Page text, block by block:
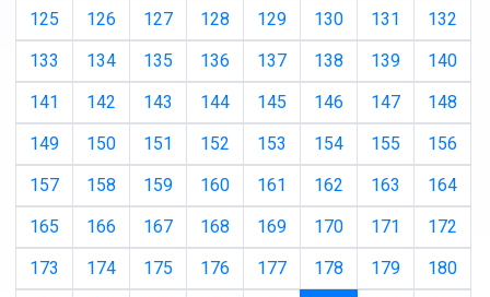
125
126 127 128 129 130 131
132
133
134 135 136 137 138 139
140
141
142 143 144 145 146 147
148
149
150 151 152 153 154 155
156
157
158 159 160 161 162 163
164
165
166 167 168 169 170 171
172
173
174 175 176 177 178 179
180